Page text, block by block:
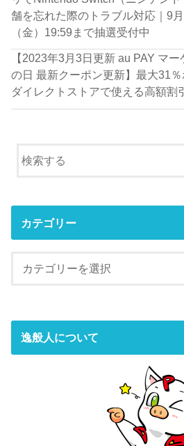
舗を忘れた際のトラブル対応｜9
（金）19:59まで抽選受付中
【2023年3月3日更新 au PAY マ
の日 最新クーポン更新】最大31
ダイレクトストアで使える高額割
カテゴリー
逸般人について